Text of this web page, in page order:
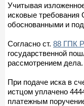
Учитывая
исковые
обоснованными и
Согласно ст. 88 ГПК
государственной
рассмотрением дела.
При подаче иска в
истцом уплачено
платежным